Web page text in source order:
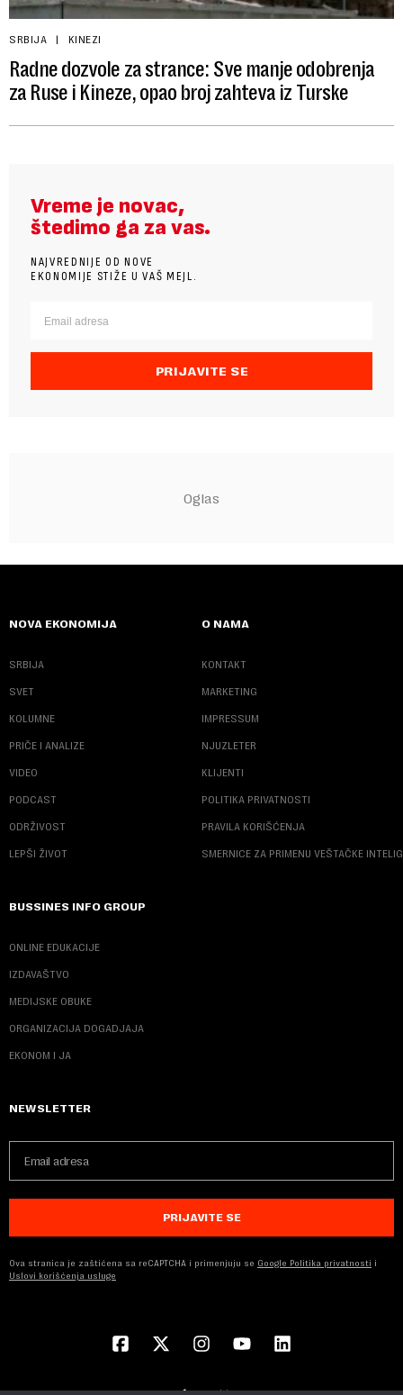
SRBIJA KINEZI
Radne dozvole za strance: Sve manje odobrenja
za Ruse i Kineze, opao broj zahteva iz Turske
Vreme je novac,
štedimo ga za vas.
NAJVREDNIJE OD NOVE
EKONOMIJE STIŽE U VAŠ MEJL.
PRIJAVITE SE
NOVA EKONOMIJA
SRBIJA
SVET
KOLUMNE
PRIČE I ANALIZE
VIDEO
PODCAST
ODRŽIVOST
LEPŠI ŽIVOT
O NAMA
KONTAKT
MARKETING
IMPRESSUM
NJUZLETER
KLIJENTI
POLITIKA PRIVATNOSTI
PRAVILA KORIŠĆENJA
SMERNICE ZA PRIMENU VEŠTAČKE
BUSSINES INFO GROUP
ONLINE EDUKACIJE
IZDAVAŠTVO
MEDIJSKE OBUKE
ORGANIZACIJA DOGADJAJA
EKONOM I JA
NEWSLETTER
PRIJAVITE SE
Ova stranica je zaštićena sa reCAPTCHA i primenjuju se Google Politika privatnosti i
Uslovi korišćenja usluge